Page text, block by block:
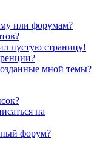
или форумам?
пустую страницу!
мной темы?
на
форум?